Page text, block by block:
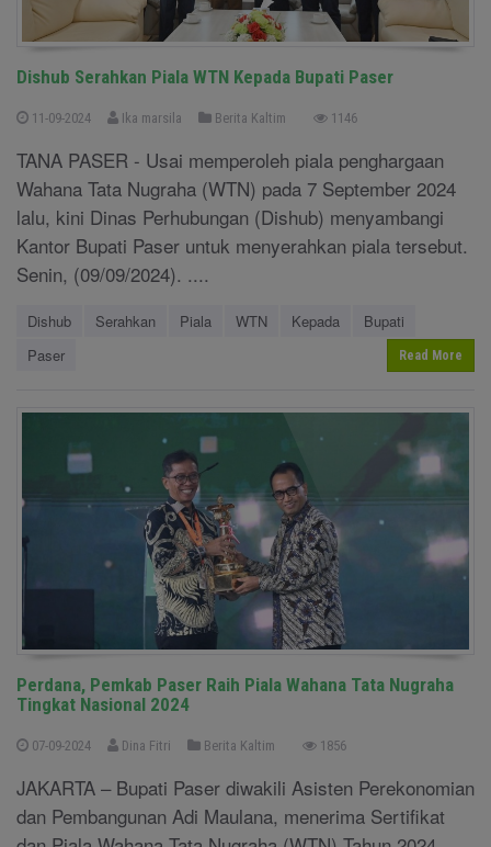
Dishub Serahkan Piala WTN Kepada Bupati Paser
11-09-2024 Ika marsila Berita Kaltim 1146
TANA PASER - Usai memperoleh piala penghargaan
Wahana Tata Nugraha (WTN) pada 7 September 2024
lalu, kini Dinas Perhubungan (Dishub) menyambangi
Kantor Bupati Paser untuk menyerahkan piala tersebut.
Senin, (09/09/2024). ....
Dishub Serahkan Piala WTN Kepada
Bupati
Paser
Read More
Perdana, Pemkab Paser Raih Piala Wahana Tata Nugraha
Tingkat Nasional 2024
07-09-2024 Dina Fitri Berita Kaltim 1856
JAKARTA – Bupati Paser diwakili Asisten Perekonomian
dan Pembangunan Adi Maulana, menerima Sertifikat